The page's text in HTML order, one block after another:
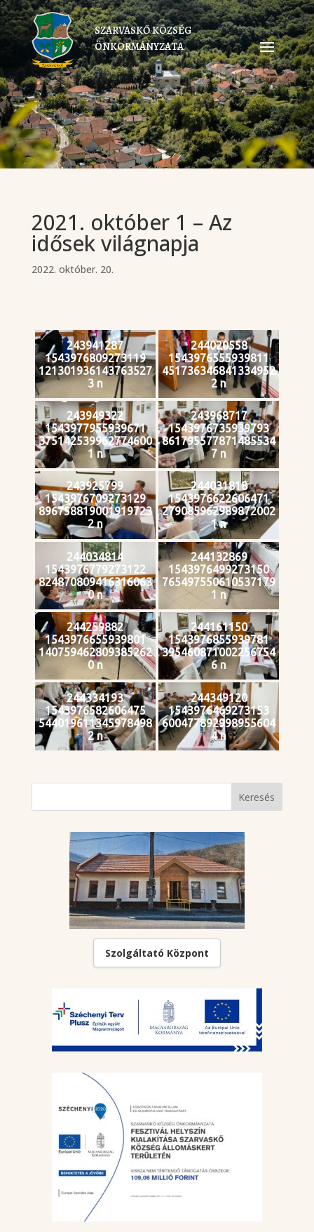
SZARVASKŐ KÖZSÉG
ÖNKORMÁNYZATA
2021. október 1 – Az
idősek világnapja
2022. október. 20.
243941287
1543976809273119
121301936143763527
3 n
244020558
1543976555939811
451736346841334952
2 n
243949322
1543977955939671
375142539962774600
1 n
243968717
1543976735939793
861795577871485534
7 n
243925799
1543976709273129
896758819001919723
2 n
244031818
1543976622606471
279085962989872002
1 n
244034814
1543976779273122
824870809416316063
0 n
244132869
1543976499273150
765497550610537179
1 n
244259882
1543976655939801
140759462809385262
0 n
244161150
1543976855939781
395460871002256754
6 n
244334193
1543976582606475
544019611345978498
2 n
244349120
1543976469273153
600477892998955604
4 n
Szolgáltató Központ